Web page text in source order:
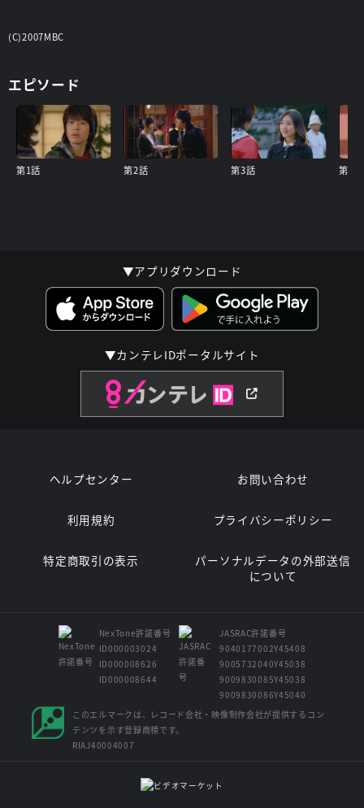
(C)2007MBC
エピソード
第1話 第2話 第3話 第4話
▼アプリダウンロード
▼カンテレIDポータルサイト
ヘルプセンター お問い合わせ
利用規約 プライバシーポリシー
特定商取引の表示
パーソナルデータの外部送信
について
NexTone許諾番号
ID000003024
ID000008626
ID000008644
JASRAC許諾番号
9040177002Y45408
9005732040Y45038
9009830085Y45038
9009830086Y45040
このエルマークは、レコード会社・映像制作会社が提供するコン
テンツを示す登録商標です。
RIAJ40004007